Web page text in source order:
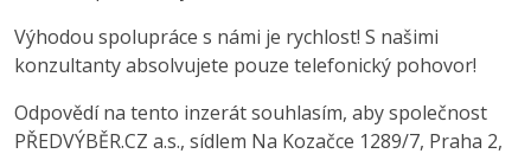
Výhodou spolupráce s námi je rychlost! S našimi
konzultanty absolvujete pouze telefonický pohovor!
Odpovědí na tento inzerát souhlasím, aby společnost
PŘEDVÝBĚR.CZ a.s., sídlem Na Kozačce 1289/7, Praha 2,